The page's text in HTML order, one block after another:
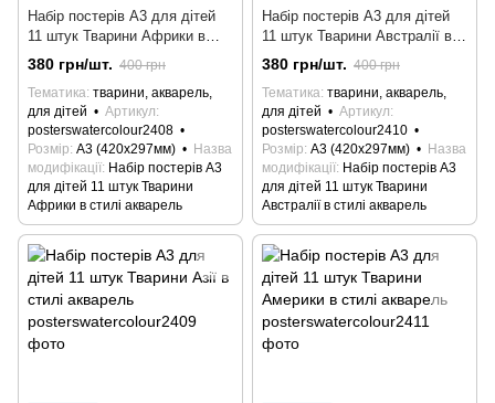
Набір постерів A3 для дітей
11 штук Тварини Африки в
стилі акварель
380 грн/шт. 400 грн
Тематика тварини, акварель,
для дітей
Артикул
posterswatercolour2408
Розмір А3 (420х297мм)
Назва
модифікації Набір постерів A3
для дітей 11 штук Тварини
Африки в стилі акварель
Набір постерів A3 для дітей
11 штук Тварини Австралії в
стилі акварель
380 грн/шт. 400 грн
Тематика тварини, акварель,
для дітей
Артикул
posterswatercolour2410
Розмір А3 (420х297мм)
Назва
модифікації Набір постерів A3
для дітей 11 штук Тварини
Австралії в стилі акварель